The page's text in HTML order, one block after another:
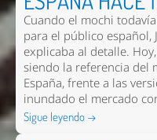
Cuando el mochi
para el público español,
explicaba al detalle.
siendo la referencia del
España, frente a las
inundado el mercado
Sigue leyendo →